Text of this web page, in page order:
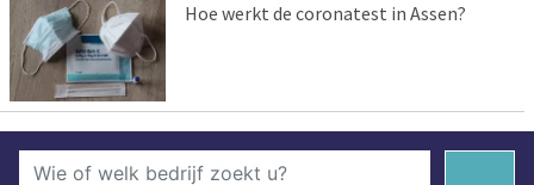
Hoe werkt de coronatest in Assen?